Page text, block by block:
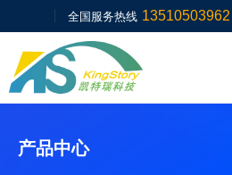
全国服务热线
产品中心